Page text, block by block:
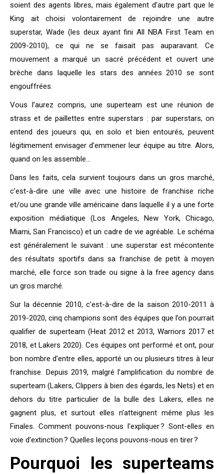
soient des agents libres, mais également d’autre part que le
King ait choisi volontairement de rejoindre une autre
superstar, Wade (les deux ayant fini All NBA First Team en
2009-2010), ce qui ne se faisait pas auparavant. Ce
mouvement a marqué un sacré précédent et ouvert une
brèche dans laquelle les stars des années 2010 se sont
engouffrées.
Vous l’aurez compris, une superteam est une réunion de
strass et de paillettes entre superstars : par superstars, on
entend des joueurs qui, en solo et bien entourés, peuvent
légitimement envisager d’emmener leur équipe au titre. Alors,
quand on les assemble…
Dans les faits, cela survient toujours dans un gros marché,
c’est-à-dire une ville avec une histoire de franchise riche
et/ou une grande ville américaine dans laquelle il y a une forte
exposition médiatique (Los Angeles, New York, Chicago,
Miami, San Francisco) et un cadre de vie agréable. Le schéma
est généralement le suivant : une superstar est mécontente
des résultats sportifs dans sa franchise de petit à moyen
marché, elle force son trade ou signe à la free agency dans
un gros marché.
Sur la décennie 2010, c’est-à-dire de la saison 2010-2011 à
2019-2020, cinq champions sont des équipes que l’on pourrait
qualifier de superteam (Heat 2012 et 2013, Warriors 2017 et
2018, et Lakers 2020). Ces équipes ont performé et ont, pour
bon nombre d’entre elles, apporté un ou plusieurs titres à leur
franchise. Depuis 2019, malgré l’amplification du nombre de
superteam (Lakers, Clippers à bien des égards, les Nets) et en
dehors du titre particulier de la bulle des Lakers, elles ne
gagnent plus, et surtout elles n’atteignent même plus les
Finales. Comment pouvons-nous l’expliquer ? Sont-elles en
voie d’extinction ? Quelles leçons pouvons-nous en tirer ?
Pourquoi les superteams